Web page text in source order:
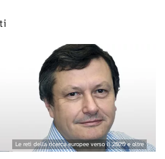
Le reti della ricerca europee verso il 2020 e oltre